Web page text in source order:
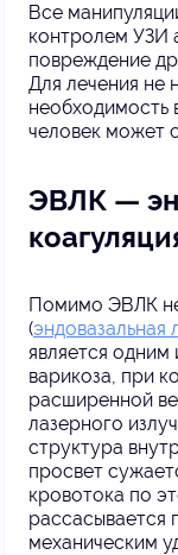
Все
контролем УЗИ
повреждение
Для лечения не
необходимость
человек может
ЭВЛК —
Помимо ЭВЛК
(эндовазальная
является
варикоза, при
расширенной
лазерного
структура
просвет
кровотока по
рассасывается
механическим